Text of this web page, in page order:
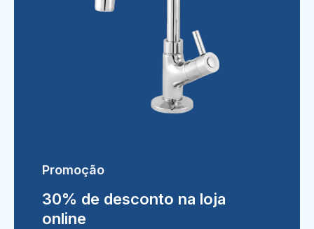
Promoção
30% de desconto na loja
online